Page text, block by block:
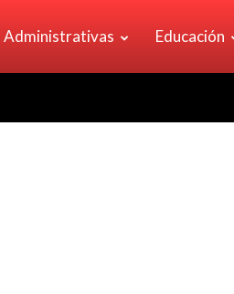
Administrativas Educación